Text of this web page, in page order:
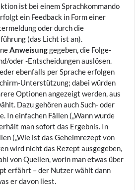
ist bei einem Sprachkommando
ein Feedback in Form einer
oder durch die
(das Licht ist an).
Anweisunggegeben, die Folge-
oder -Entscheidungen auslösen.
ebenfalls per Sprache erfolgen
Unterstützung; dabei würden
Optionen angezeigt werden, aus
Dazu gehören auch Such- oder
In einfachen Fällen („Wann wurde
man sofort das Ergebnis. In
(„Wie ist das Geheimrezept von
wird nicht das Rezept ausgegeben,
von Quellen, worin man etwas über
erfährt – der Nutzer wählt dann
er davon liest.